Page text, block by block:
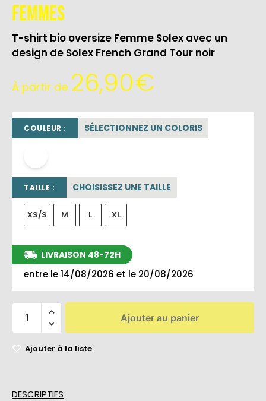
Femmes
T-shirt bio oversize Femme Solex avec un
design de Solex French Grand Tour noir
À partir de 26,90€
COULEUR : SÉLECTIONNEZ UN COLORIS
TAILLE : CHOISISSEZ UNE TAILLE
XS/S M L XL
LIVRAISON 48-72H
entre le 14/08/2026 et le 20/08/2026
Ajouter au panier
Ajouter à la liste
DESCRIPTIFS